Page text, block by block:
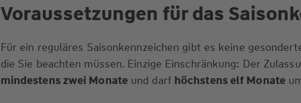
Voraussetzungen für das
Für ein reguläres Saisonkennzeichen gibt es keine
die Sie beachten müssen. Einzige Einschränkung: Der
mindestens zwei Monateund darf höchstens elf Monate